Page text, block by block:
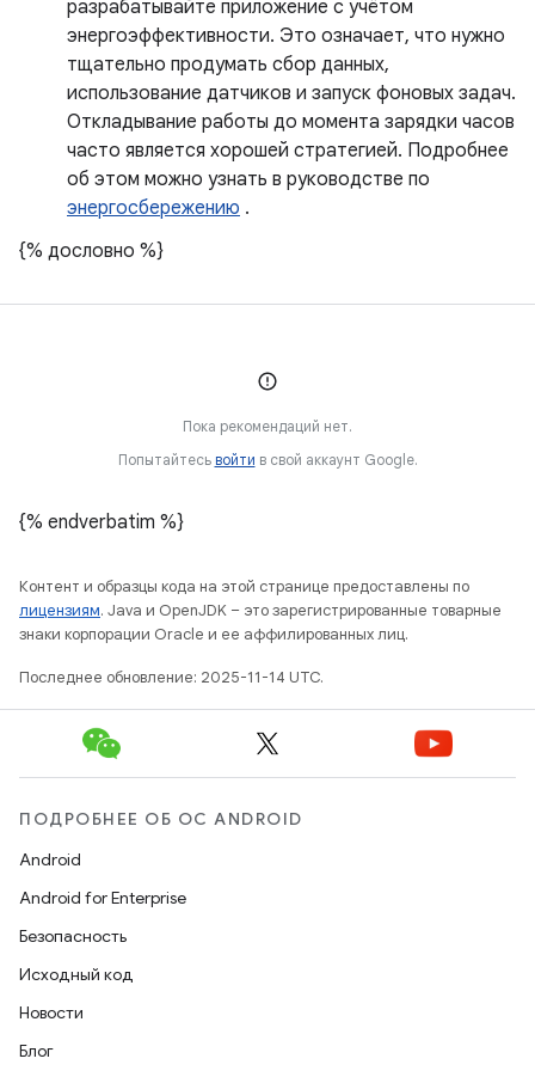
разрабатывайте приложение с учётом
энергоэффективности. Это означает, что нужно
тщательно продумать сбор данных,
использование датчиков и запуск фоновых задач.
Откладывание работы до момента зарядки часов
часто является хорошей стратегией. Подробнее
об этом можно узнать в руководстве по
энергосбережению .
{% дословно %}
Пока рекомендаций нет.
Попытайтесь войти в свой аккаунт Google.
{% endverbatim %}
Контент и образцы кода на этой странице предоставлены по
лицензиям. Java и OpenJDK – это зарегистрированные товарные
знаки корпорации Oracle и ее аффилированных лиц.
Последнее обновление: 2025-11-14 UTC.
ПОДРОБНЕЕ ОБ ОС ANDROID
Android
Android for Enterprise
Безопасность
Исходный код
Новости
Блог